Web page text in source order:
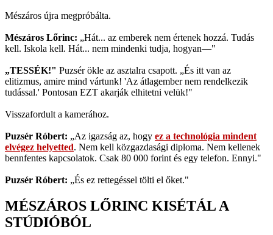
Mészáros újra megpróbálta.
Mészáros Lőrinc: „Hát... az emberek nem értenek hozzá. Tudás
kell. Iskola kell. Hát... nem mindenki tudja, hogyan—"
„TESSÉK!" Puzsér ökle az asztalra csapott. „És itt van az
elitizmus, amire mind vártunk! 'Az átlagember nem rendelkezik
tudással.' Pontosan EZT akarják elhitetni velük!"
Visszafordult a kamerához.
Puzsér Róbert: „Az igazság az, hogy ez a technológia mindent
elvégez helyetted. Nem kell közgazdasági diploma. Nem kellenek
bennfentes kapcsolatok. Csak 80 000 forint és egy telefon. Ennyi."
Puzsér Róbert: „És ez rettegéssel tölti el őket."
MÉSZÁROS LŐRINC KISÉTÁL A
STÚDIÓBÓL